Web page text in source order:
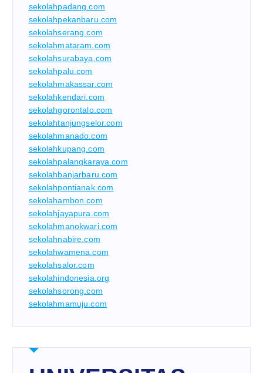
sekolahpadang.com
sekolahpekanbaru.com
sekolahserang.com
sekolahmataram.com
sekolahsurabaya.com
sekolahpalu.com
sekolahmakassar.com
sekolahkendari.com
sekolahgorontalo.com
sekolahtanjungselor.com
sekolahmanado.com
sekolahkupang.com
sekolahpalangkaraya.com
sekolahbanjarbaru.com
sekolahpontianak.com
sekolahambon.com
sekolahjayapura.com
sekolahmanokwari.com
sekolahnabire.com
sekolahwamena.com
sekolahsalor.com
sekolahindonesia.org
sekolahsorong.com
sekolahmamuju.com